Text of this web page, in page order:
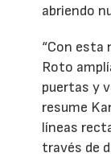
abriendo
“Con esta
Roto
puertas y
resume
líneas
través de